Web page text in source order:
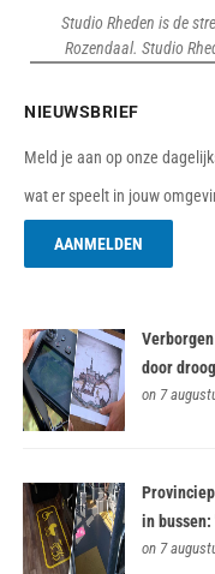
Studio Rheden is de
Rozendaal. Studio
NIEUWSBRIEF
Meld je aan op onze
wat er speelt in jouw
door
on 7
in bussen:
on 7